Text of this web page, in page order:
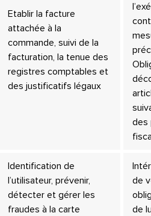
Etablir la facture
attachée à la
commande, suivi de la
facturation, la tenue des
registres comptables et
des justificatifs légaux
des
Identification de
l’utilisateur, prévenir,
détecter et gérer les
fraudes à la carte
de
de